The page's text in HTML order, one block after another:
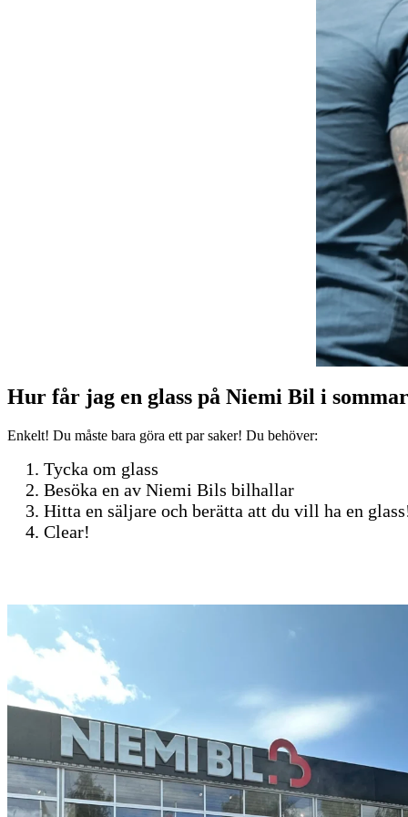
Hur får jag en glass på Niemi Bil i
Enkelt! Du måste bara göra ett par saker! Du behöver:
Tycka om glass
Besöka en av Niemi Bils bilhallar
Hitta en säljare och berätta att du vill ha en
Clear!